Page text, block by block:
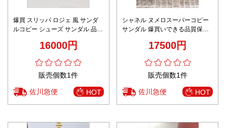
爆買 スリッパ ロジェ 風 サンダ
ルコピー シューズ サンダル 品質
16000円
販売個数1件
佐川急便 HOT
シャネル ヌメロスーパーコピー
サンダル 爆買いできる品質保証
ダル 人気シューズ ピンク
17500円
販売個数1件
佐川急便 HOT